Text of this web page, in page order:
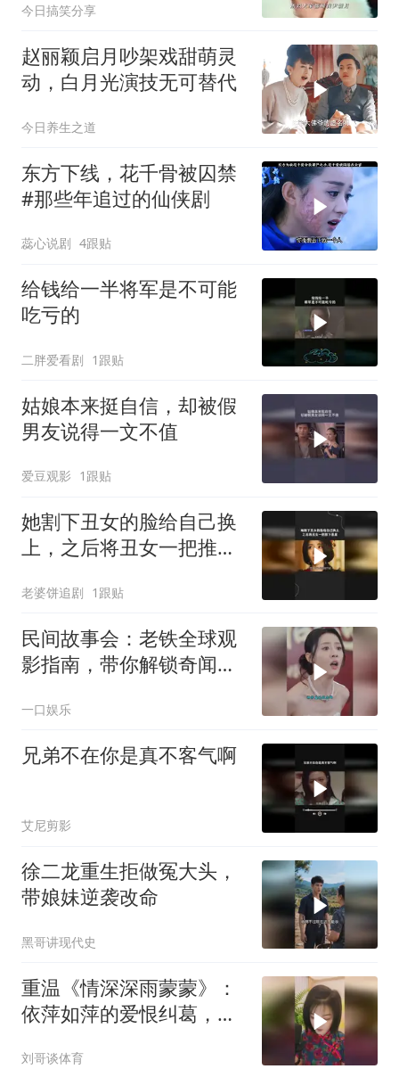
今日搞笑分享
赵丽颖启月吵架戏甜萌灵
动，白月光演技无可替代
今日养生之道
东方下线，花千骨被囚禁
#那些年追过的仙侠剧
蕊心说剧 4跟贴
给钱给一半将军是不可能
吃亏的
二胖爱看剧 1跟贴
姑娘本来挺自信，却被假
男友说得一文不值
爱豆观影 1跟贴
她割下丑女的脸给自己换
上，之后将丑女一把推下
老婆饼追剧 1跟贴
民间故事会：老铁全球观
影指南，带你解锁奇闻异
一口娱乐
兄弟不在你是真不客气啊
艾尼剪影
徐二龙重生拒做冤大头，
带娘妹逆袭改命
黑哥讲现代史
重温《情深深雨蒙蒙》：
依萍如萍的爱恨纠葛，为
刘哥谈体育